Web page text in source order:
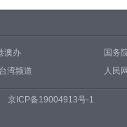
澳办
国务
湾频道 人民
京ICP备19004913号-1